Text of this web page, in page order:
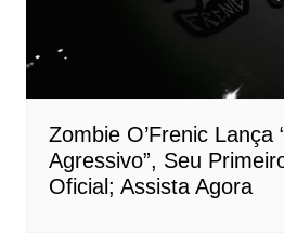
Zombie O’Frenic Lança
Agressivo”, Seu
Oficial; Assista Agora